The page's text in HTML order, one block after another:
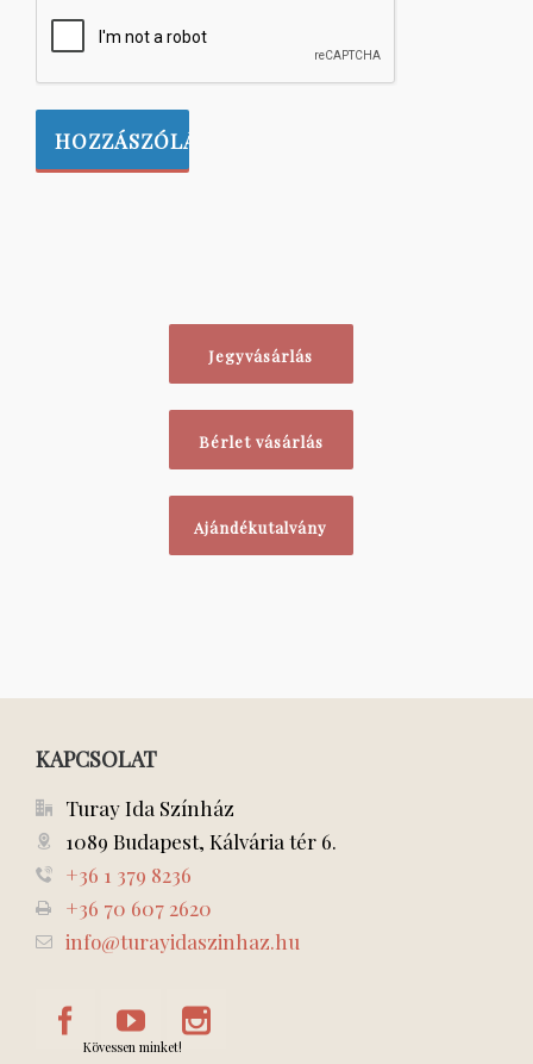
Jegyvásárlás
Bérlet vásárlás
Ajándékutalvány
KAPCSOLAT
Turay Ida Színház
1089 Budapest, Kálvária tér 6.
+36 1 379 8236
+36 70 607 2620
info@turayidaszinhaz.hu
Kövessen minket!